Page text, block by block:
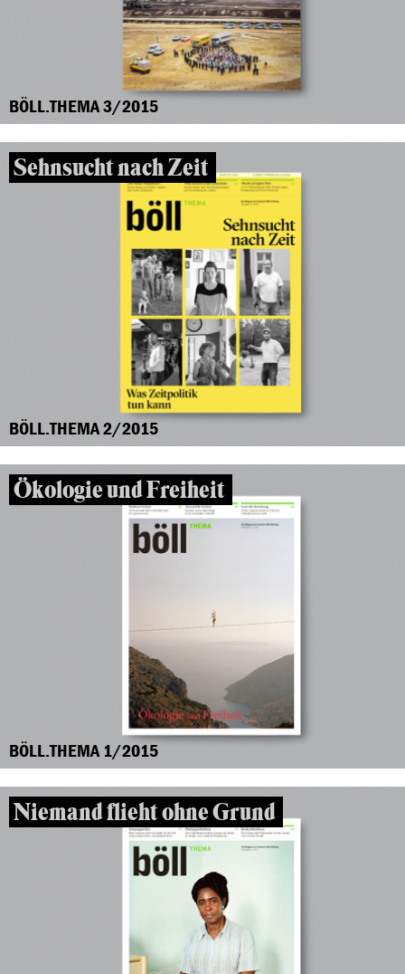
BÖLL.THEMA 3/2015
Sehnsucht nach Zeit
BÖLL.THEMA 2/2015
Ökologie und Freiheit
BÖLL.THEMA 1/2015
Niemand flieht ohne Grund